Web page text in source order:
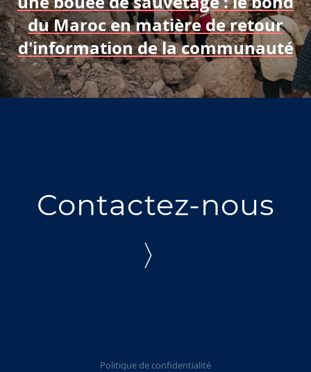
du Maroc en matière de retour
d'information de la communauté
Contactez-nous
〉
Politique de confidentialité